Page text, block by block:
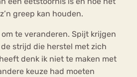
greep kan houden.
om te veranderen. Spijt krijgen
strijd die herstel met zich
denk ik niet te maken met
keuze had moeten